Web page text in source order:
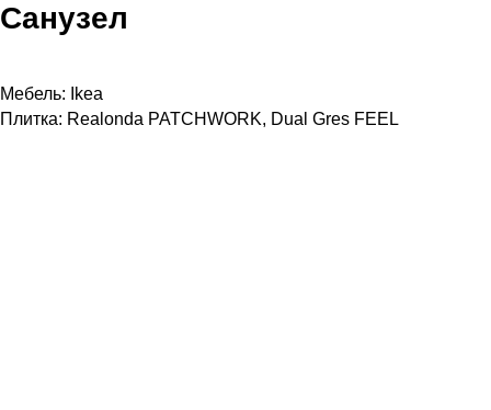
Санузел
Мебель: Ikea
Плитка: Realonda PATCHWORK, Dual Gres FEEL